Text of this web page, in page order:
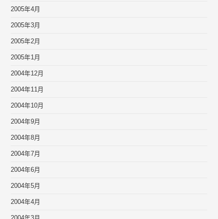
2005年4月
2005年3月
2005年2月
2005年1月
2004年12月
2004年11月
2004年10月
2004年9月
2004年8月
2004年7月
2004年6月
2004年5月
2004年4月